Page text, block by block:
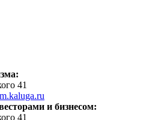
41
и бизнесом:
41